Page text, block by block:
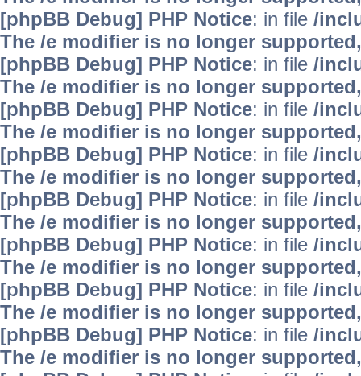
[phpBB Debug] PHP Notice: in file /
The /e modifier is no longer
[phpBB Debug] PHP Notice: in file /
The /e modifier is no longer
[phpBB Debug] PHP Notice: in file /
The /e modifier is no longer
[phpBB Debug] PHP Notice: in file /
The /e modifier is no longer
[phpBB Debug] PHP Notice: in file /
The /e modifier is no longer
[phpBB Debug] PHP Notice: in file /
The /e modifier is no longer
[phpBB Debug] PHP Notice: in file /
The /e modifier is no longer
[phpBB Debug] PHP Notice: in file /
The /e modifier is no longer